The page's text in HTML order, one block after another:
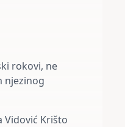
rokovi, ne
njezinog
Krišto